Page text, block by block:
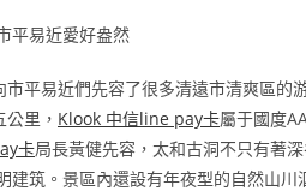
平易近愛好盎然
平易近們先容了很多清遠市清爽區
里， Klook 中信line pay卡屬于國度
卡局長黃健先容，太和古洞不只有著
建筑。景區內還設有年夜型的自然山